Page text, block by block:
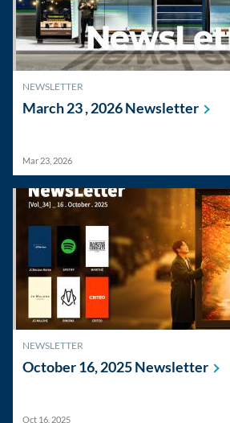
NEWSLETTER
March 23 , 2026Newsletter
Mar 23, 2026
NEWSLETTER
October 16, 2025Newsletter
Oct 16, 2025